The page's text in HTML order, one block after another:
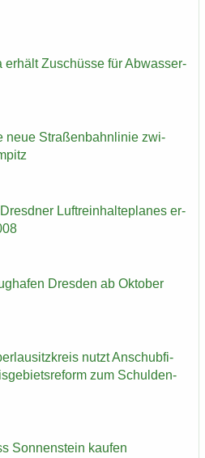
er­hält Zu­schüs­se für Ab­was­ser­
neue Stra­ßen­bahn­li­nie zwi­
Luft­rein­hal­te­pla­nes er­
Dres­den ab Ok­to­ber
nutzt An­schub­fi­
zum Schul­den­
Son­nen­stein kau­fen